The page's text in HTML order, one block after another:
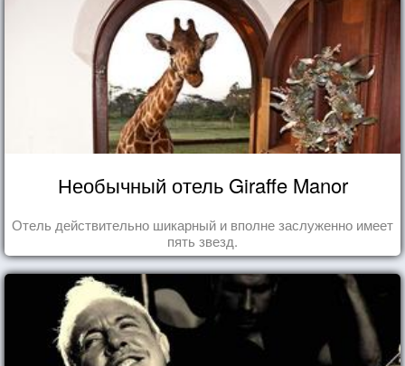
Необычный отель Giraffe Manor
Отель действительно шикарный и вполне заслуженно имеет
пять звезд.